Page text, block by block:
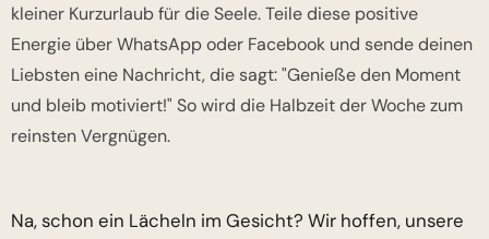
kleiner Kurzurlaub für die Seele. Teile diese positive
Energie über WhatsApp oder Facebook und sende deinen
Liebsten eine Nachricht, die sagt: "Genieße den Moment
und bleib motiviert!" So wird die Halbzeit der Woche zum
reinsten Vergnügen.
Na, schon ein Lächeln im Gesicht? Wir hoffen, unsere